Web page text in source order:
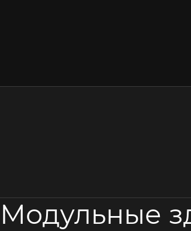
Модульные